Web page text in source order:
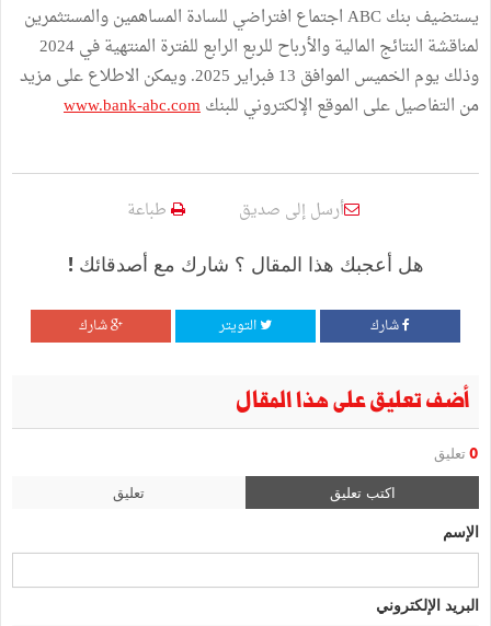
يستضيف بنك ABC اجتماع افتراضي للسادة المساهمين والمستثمرين
لمناقشة النتائج المالية والأرباح للربع الرابع للفترة المنتهية في 2024
وذلك يوم الخميس الموافق 13 فبراير 2025. ويمكن الاطلاع على مزيد
من التفاصيل على الموقع الإلكتروني للبنكwww.bank-abc.com
أرسل إلى صديق طباعة
هل أعجبك هذا المقال ؟ شارك مع أصدقائك !
شارك التويتر شارك
أضف تعليق على هذا المقال
0 تعليق
اكتب تعليق تعليق
الإسم
البريد الإلكتروني